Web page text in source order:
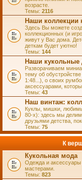
возрасте.
Темы: 2116
Наши коллекции
Здесь Вы можете
коллекционных (и
живут у Вас дома.
деткам будет уютно!
Темы: 144
Наши
Разворачиваем
тему об
1:48...), о своих
аксессуарами,
Темы: 43
Наш винтаж:
Куклы, мишки,
80-х): здесь мы
друзьями детства,
Темы: 75
К
Кукольная мода
Одежда и
мастерами.
Темы: 823